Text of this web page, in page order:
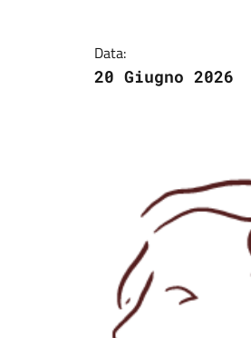
Data:
20 Giugno 2026